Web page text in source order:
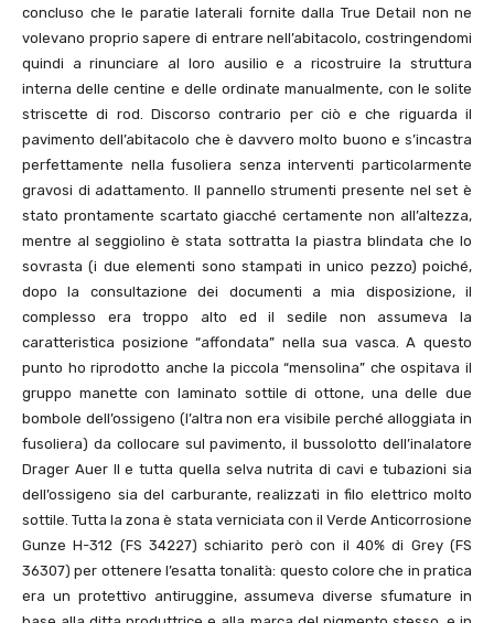
concluso che le paratie laterali fornite dalla True Detail non ne
volevano proprio sapere di entrare nell’abitacolo, costringendomi
quindi a rinunciare al loro ausilio e a ricostruire la struttura
interna delle centine e delle ordinate manualmente, con le solite
striscette di rod. Discorso contrario per ciò e che riguarda il
pavimento dell’abitacolo che è davvero molto buono e s’incastra
perfettamente nella fusoliera senza interventi particolarmente
gravosi di adattamento. Il pannello strumenti presente nel set è
stato prontamente scartato giacché certamente non all’altezza,
mentre al seggiolino è stata sottratta la piastra blindata che lo
sovrasta (i due elementi sono stampati in unico pezzo) poiché,
dopo la consultazione dei documenti a mia disposizione, il
complesso era troppo alto ed il sedile non assumeva la
caratteristica posizione “affondata” nella sua vasca. A questo
punto ho riprodotto anche la piccola “mensolina” che ospitava il
gruppo manette con laminato sottile di ottone, una delle due
bombole dell’ossigeno (l’altra non era visibile perché alloggiata in
fusoliera) da collocare sul pavimento, il bussolotto dell’inalatore
Drager Auer II e tutta quella selva nutrita di cavi e tubazioni sia
dell’ossigeno sia del carburante, realizzati in filo elettrico molto
sottile. Tutta la zona è stata verniciata con il Verde Anticorrosione
Gunze H-312 (FS 34227) schiarito però con il 40% di Grey (FS
36307) per ottenere l’esatta tonalità: questo colore che in pratica
era un protettivo antiruggine, assumeva diverse sfumature in